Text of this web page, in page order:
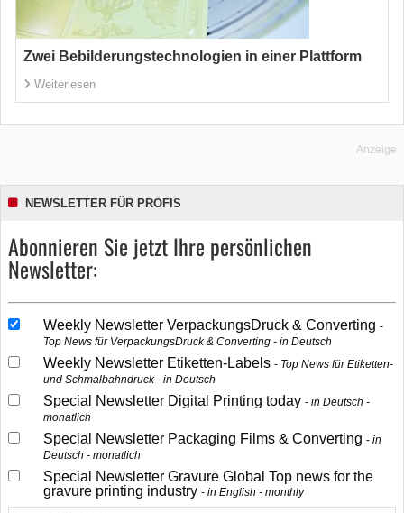
Zwei Bebilderungstechnologien in einer Plattform
Weiterlesen
Anzeige
NEWSLETTER FÜR PROFIS
Abonnieren Sie jetzt Ihre persönlichen
Newsletter:
Weekly Newsletter VerpackungsDruck & Converting
Top News für VerpackungsDruck & Converting - in Deutsch
Weekly Newsletter Etiketten-Labels
Top News für Etiketten-
und Schmalbahndruck - in Deutsch
Special Newsletter Digital Printing today
in Deutsch -
monatlich
Special Newsletter Packaging Films & Converting
in
Deutsch - monatlich
Special Newsletter Gravure Global Top news for the
gravure printing industry
in English - monthly